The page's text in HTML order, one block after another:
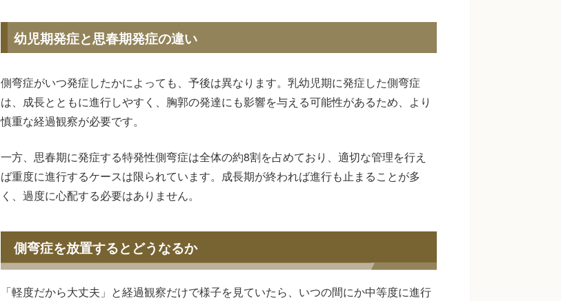
幼児期発症と思春期発症の違い
側弯症がいつ発症したかによっても、予後は異なります。乳幼児期に発症した側弯症
は、成長とともに進行しやすく、胸郭の発達にも影響を与える可能性があるため、より
慎重な経過観察が必要です。
一方、思春期に発症する特発性側弯症は全体の約8割を占めており、適切な管理を行え
ば重度に進行するケースは限られています。成長期が終われば進行も止まることが多
く、過度に心配する必要はありません。
側弯症を放置するとどうなるか
「軽度だから大丈夫」と経過観察だけで様子を見ていたら、いつの間にか中等度に進行